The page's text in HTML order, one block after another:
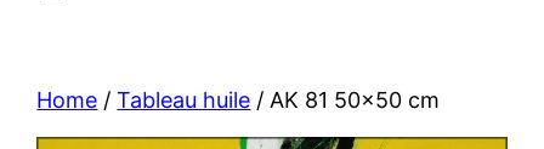
Home /Tableau huile / AK 81 50×50 cm